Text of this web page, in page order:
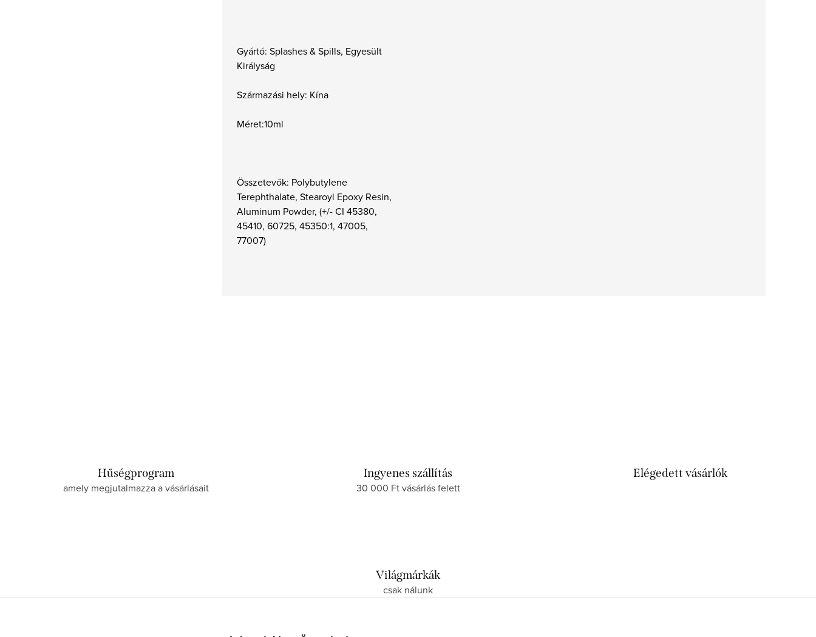
Gyártó: Splashes & Spills, Egyesült
Királyság
Származási hely: Kína
Méret:10ml
Összetevők: Polybutylene
Terephthalate, Stearoyl Epoxy Resin,
Aluminum Powder, (+/- CI 45380,
45410, 60725, 45350:1, 47005,
77007)
Hűségprogram
amely megjutalmazza a vásárlásait
Ingyenes szállítás
30 000 Ft vásárlás felett
Elégedett vásárlók
Világmárkák
csak nálunk